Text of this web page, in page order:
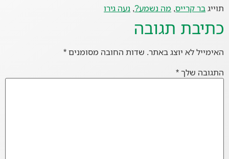
תוייגבר קרייס, מה נשמע?, נעה גירו
כתיבת תגובה
האימייל לא יוצג באתר. שדות החובה מסומנים*
התגובה שלך*